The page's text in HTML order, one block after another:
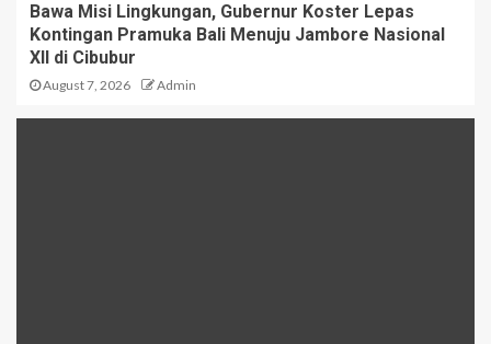
Bawa Misi Lingkungan, Gubernur Koster Lepas
Kontingan Pramuka Bali Menuju Jambore Nasional
XII di Cibubur
August 7, 2026 Admin